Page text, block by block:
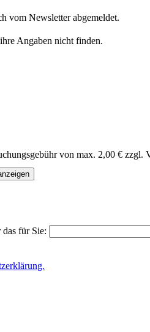
vom Newsletter abgemeldet.
Angaben nicht finden.
von max. 2,00 € zzgl.
für Sie: